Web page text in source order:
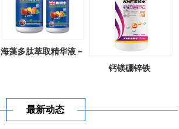
海藻多肽萃取精华液－
钙镁硼锌铁
最新动态